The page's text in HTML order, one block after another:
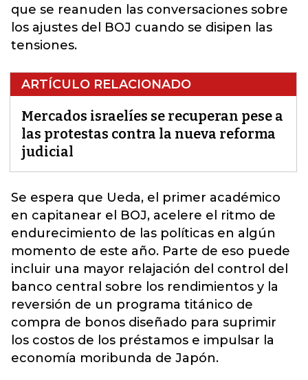
que se reanuden las conversaciones sobre
los ajustes del BOJ cuando se disipen las
tensiones.
ARTÍCULO RELACIONADO
Mercados israelíes se recuperan pese a
las protestas contra la nueva reforma
judicial
Se espera que Ueda, el primer académico
en capitanear el BOJ, acelere el ritmo de
endurecimiento de las políticas en algún
momento de este año. Parte de eso puede
incluir una mayor relajación del control del
banco central sobre los rendimientos y la
reversión de un programa titánico de
compra de bonos diseñado para suprimir
los costos de los préstamos e impulsar la
economía moribunda de Japón.